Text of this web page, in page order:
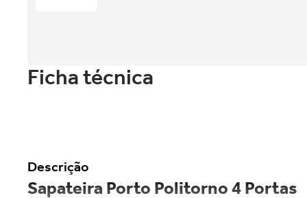
Ficha técnica
Descrição
Sapateira Porto Politorno 4 Portas